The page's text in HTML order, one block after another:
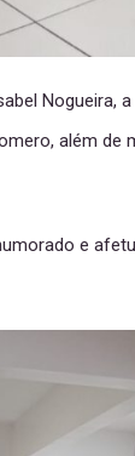
Nogueira,
além de
e